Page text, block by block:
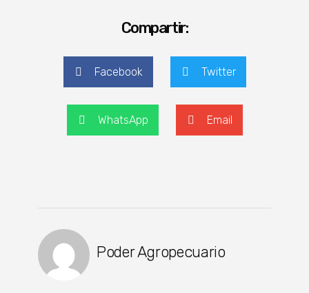
Compartir:
Facebook Twitter
WhatsApp Email
Poder Agropecuario